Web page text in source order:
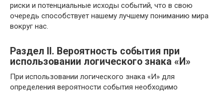
риски и потенциальные исходы событий, что в свою
очередь способствует нашему лучшему пониманию мира
вокруг нас.
Раздел II. Вероятность события при
использовании логического знака «И»
При использовании логического знака «И» для
определения вероятности события необходимо